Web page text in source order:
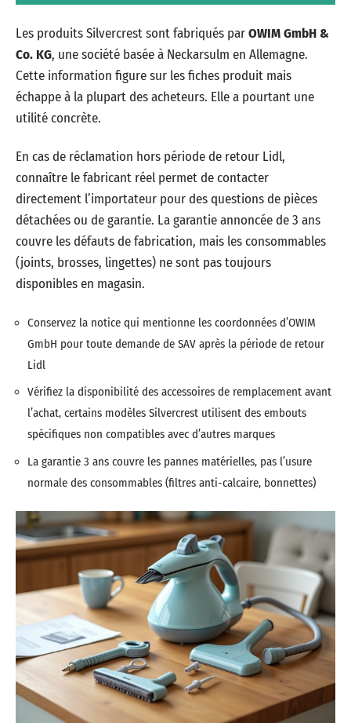
Les produits Silvercrest sont fabriqués parOWIM GmbH &
Co. KG, une société basée à Neckarsulm en Allemagne.
Cette information figure sur les fiches produit mais
échappe à la plupart des acheteurs. Elle a pourtant une
utilité concrète.
En cas de réclamation hors période de retour Lidl,
connaître le fabricant réel permet de contacter
directement l’importateur pour des questions de pièces
détachées ou de garantie. La garantie annoncée de 3 ans
couvre les défauts de fabrication, mais les consommables
(joints, brosses, lingettes) ne sont pas toujours
disponibles en magasin.
Conservez la notice qui mentionne les coordonnées d’OWIM
GmbH pour toute demande de SAV après la période de retour
Lidl
Vérifiez la disponibilité des accessoires de remplacement avant
l’achat, certains modèles Silvercrest utilisent des embouts
spécifiques non compatibles avec d’autres marques
La garantie 3 ans couvre les pannes matérielles, pas l’usure
normale des consommables (filtres anti-calcaire, bonnettes)